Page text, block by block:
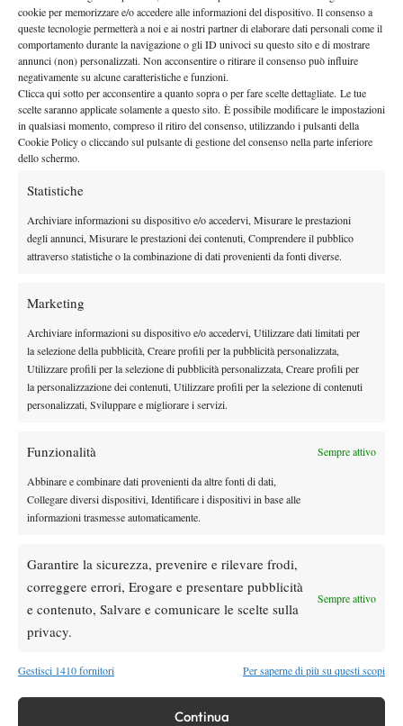
cookie per memorizzare e/o accedere alle informazioni del dispositivo. Il consenso a
queste tecnologie permetterà a noi e ai nostri partner di elaborare dati personali come il
comportamento durante la navigazione o gli ID univoci su questo sito e di mostrare
annunci (non) personalizzati. Non acconsentire o ritirare il consenso può influire
negativamente su alcune caratteristiche e funzioni.
Clicca qui sotto per acconsentire a quanto sopra o per fare scelte dettagliate. Le tue
scelte saranno applicate solamente a questo sito. È possibile modificare le impostazioni
in qualsiasi momento, compreso il ritiro del consenso, utilizzando i pulsanti della
Cookie Policy o cliccando sul pulsante di gestione del consenso nella parte inferiore
dello schermo.
Statistiche
Archiviare informazioni su dispositivo e/o accedervi, Misurare le prestazioni
degli annunci, Misurare le prestazioni dei contenuti, Comprendere il pubblico
attraverso statistiche o la combinazione di dati provenienti da fonti diverse.
Marketing
Archiviare informazioni su dispositivo e/o accedervi, Utilizzare dati limitati per
la selezione della pubblicità, Creare profili per la pubblicità personalizzata,
Utilizzare profili per la selezione di pubblicità personalizzata, Creare profili per
la personalizzazione dei contenuti, Utilizzare profili per la selezione di contenuti
personalizzati, Sviluppare e migliorare i servizi.
Funzionalità Sempre attivo
Abbinare e combinare dati provenienti da altre fonti di dati,
Collegare diversi dispositivi, Identificare i dispositivi in base alle
informazioni trasmesse automaticamente.
Garantire la sicurezza, prevenire e rilevare frodi,
correggere errori, Erogare e presentare pubblicità
e contenuto, Salvare e comunicare le scelte sulla
privacy.
Sempre attivo
Gestisci 1410 fornitori Per saperne di più su questi scopi
Continua
LA CRESCITA DI PRIZMIC
Dopo aver comunicato chenon giocherà l’ATP 250 di Ginevra
e che il prossimo torneo in calendario sarà il Roland Garros
Djokovic ha spostato la sua attenzione alla partita di oggi e al suo
avversario: “Dino preferisce giocare sulla terra.È un bravo
ragazzo ed è molto combattivo.Gli auguro sempre il meglio e
oggi ha giocato una partita di alto livello e
LA PRESTAZIONE ODIERNA
Una sconfitta che fa male, ma una prestazione non da buttare,
secondo il 24 volte campione Slam: “La mia prestazione è stata
Djokovic. “Il secondo set è qualcosa da dimenticare, ma il primo
e il terzo erano buoni dopo tutto.Ovviamente capisco cosa mi
manca e non sono dove voglio essere per competere al massimo
livello, però poi devi giocare e iniziare da qualche parte.Avrei
voluto iniziare prima la preparazione ma non ho potuto, quindi
DI TENDENZA
Masters 1000 Montreal 2026: programma,